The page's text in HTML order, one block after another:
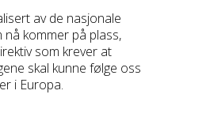
av de nasjonale
nå kommer på plass,
som krever at
skal kunne følge oss
i Europa.